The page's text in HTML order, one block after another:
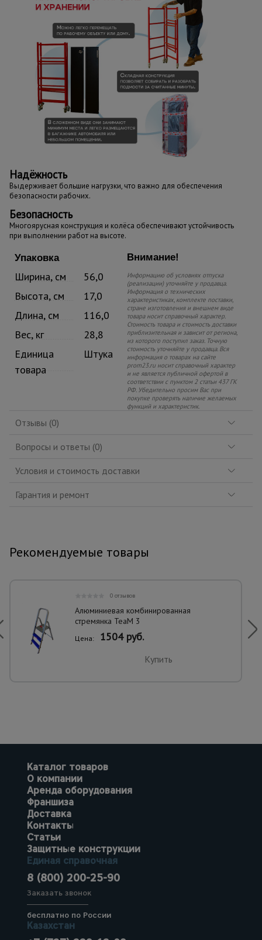
Надёжность
Выдерживает большие нагрузки, что важно для обеспечения
безопасности рабочих.
Безопасность
Многоярусная конструкция и колёса обеспечивают устойчивость
при выполнении работ на высоте.
Упаковка
Ширина, см
56,0
Высота, см
17,0
Длина, см
116,0
Вес, кг
28,8
Единица
товара
Штука
Внимание!
Информацию об условиях отпуска
(реализации) уточняйте у продавца.
Информация о технических
характеристиках, комплекте поставки,
стране изготовления и внешнем виде
товара носит справочный характер.
Стоимость товара и стоимость доставки
приблизительная и зависит от региона,
из которого поступил заказ. Точную
стоимость уточняйте у продавца. Вся
информация о товарах на сайте
prom23.ru носит справочный характер
и не является публичной офертой в
соответствии с пунктом 2 статьи 437 ГК
РФ. Убедительно просим Вас при
покупке проверять наличие желаемых
функций и характеристик.
Отзывы (0)
Вопросы и ответы (0)
Условия и стоимость доставки
Гарантия и ремонт
Рекомендуемые товары
0 отзывов
Алюминиевая комбинированная
стремянка TeaM 3
Цена: 1504 руб.
Купить
Каталог товаров
О компании
Аренда оборудования
Франшиза
Доставка
Контакты
Статьи
Защитные конструкции
Единая справочная
8 (800) 200-25-90
Заказать звонок
бесплатно по России
Казахстан